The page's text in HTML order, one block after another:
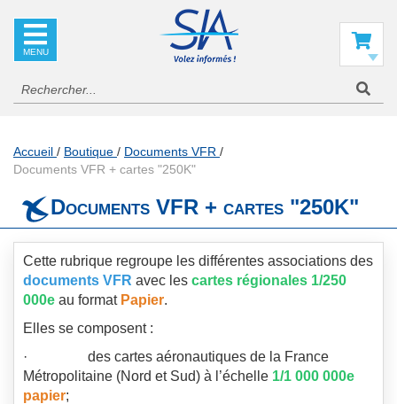
Accueil Boutique
Documents VFR
Documents VFR + cartes "250K"
Documents VFR + cartes "250K"
Cette rubrique regroupe les différentes associations des
documents VFR avec les cartes régionales 1/250
000e au format Papier.
Elles se composent :
· des cartes aéronautiques de la France
Métropolitaine (Nord et Sud) à l’échelle 1/1 000 000e
papier;